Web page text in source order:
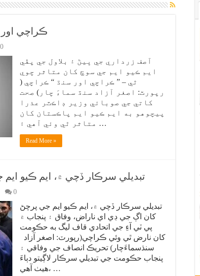
” ڪراچي
0
آصف زرداري جي ڀيڻ ۽ بلاول جي پڦي
ايم ڪيو ايم جي سوچ کان متاثر چوي
ٿي – ” ڪراچي اور سنڌ “ ڪراچي (
رپورٽ: اصغر آزاد سنڌ سماءَ چار) صحت
کاتي جي صوبائي وزير ڊاڪٽر عذرا
پيچوهو به ايم ڪيو ايم پاڪستان کان
متاثر ٿي وئي آهي ۽ …
Read More »
تبديلي سرڪار ڏچي ۾، ايم ڪيو
0
تبديلي سرڪار ڏچي ۾، ايم ڪيو ايم جي پرچڻ
کان اڳ جي ڊي اي ناراض، وفاق ۽ پنجاب ۾
پي ٽي آءِ جي اتحادي قاف ليگ به حڪومت
کان نارض ٿي وئي ڪراچي(رپورٽ: اصغر آزاد
سنڌسماءَچار) تحريڪ انصاف جي وفاقي ۽
پنجاب حڪومت جي تبديلي سرڪار لاڳيتو دٻاءَ
هيٺ آهي، …